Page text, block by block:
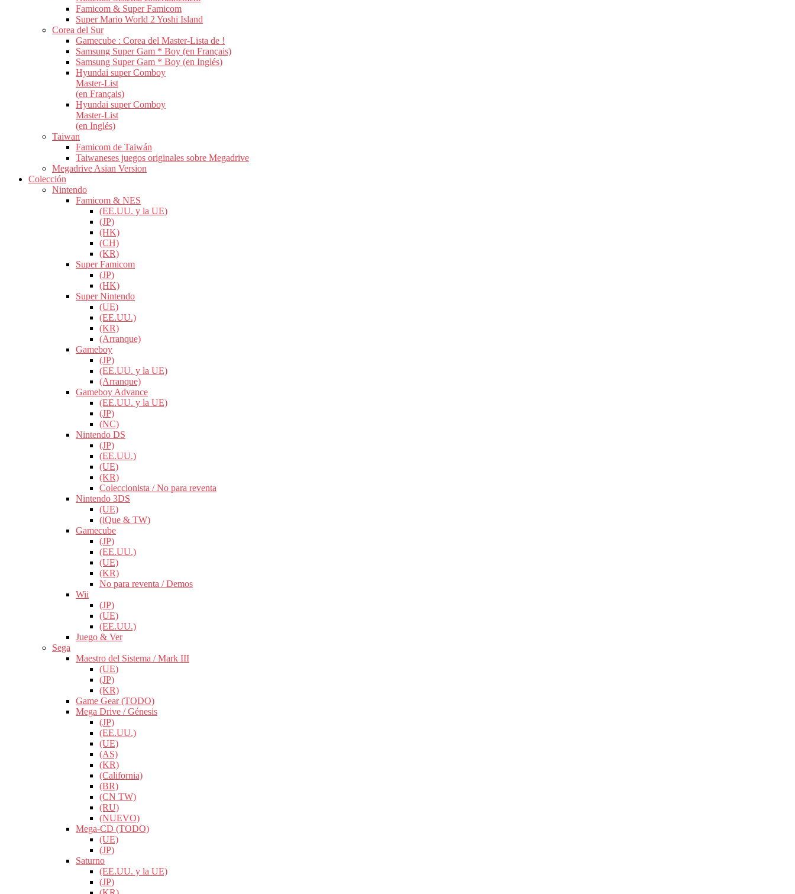
Famicom & Super Famicom
Super Mario World 2 Yoshi Island
Corea del Sur
Gamecube : Corea del Master-Lista de !
Samsung Super Gam * Boy (en Français)
Samsung Super Gam * Boy (en Inglés)
Hyundai super Comboy
Master-List
(en Français)
Hyundai super Comboy
Master-List
(en Inglés)
Taiwan
Famicom de Taiwán
Taiwaneses juegos originales sobre Megadrive
Megadrive Asian Version
Colección
Nintendo
Famicom & NES
(EE.UU. y la UE)
(JP)
(HK)
(CH)
(KR)
Super Famicom
(JP)
(HK)
Super Nintendo
(UE)
(EE.UU.)
(KR)
(Arranque)
Gameboy
(JP)
(EE.UU. y la UE)
(Arranque)
Gameboy Advance
(EE.UU. y la UE)
(JP)
(NC)
Nintendo DS
(JP)
(EE.UU.)
(UE)
(KR)
Coleccionista / No para reventa
Nintendo 3DS
(UE)
(iQue & TW)
Gamecube
(JP)
(EE.UU.)
(UE)
(KR)
No para reventa / Demos
Wii
(JP)
(UE)
(EE.UU.)
Juego & Ver
Sega
Maestro del Sistema / Mark III
(UE)
(JP)
(KR)
Game Gear (TODO)
Mega Drive / Génesis
(JP)
(EE.UU.)
(UE)
(AS)
(KR)
(California)
(BR)
(CN TW)
(RU)
(NUEVO)
Mega-CD (TODO)
(UE)
(JP)
Saturno
(EE.UU. y la UE)
(JP)